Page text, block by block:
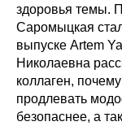
здоровья темы.
Саромыцкая
выпуске Artem
Николаевна
коллаген,
продлевать
безопаснее, а